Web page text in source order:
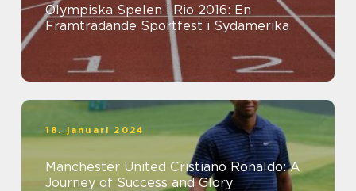
Olympiska Spelen i Rio 2016: En
Framträdande Sportfest i Sydamerika
18. januari 2024
Manchester United Cristiano Ronaldo: A
Journey of Success and Glory